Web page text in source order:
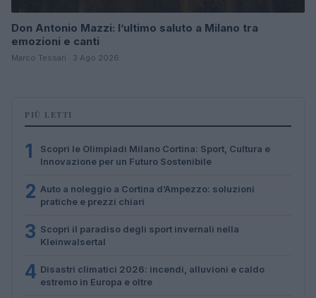
Don Antonio Mazzi: l’ultimo saluto a Milano tra
emozioni e canti
Marco Tessari · 3 Ago 2026
PIÙ LETTI
1
Scopri le Olimpiadi Milano Cortina: Sport, Cultura e
Innovazione per un Futuro Sostenibile
2 Auto a noleggio a Cortina d’Ampezzo: soluzioni
pratiche e prezzi chiari
3 Scopri il paradiso degli sport invernali nella
Kleinwalsertal
4 Disastri climatici 2026: incendi, alluvioni e caldo
estremo in Europa e oltre